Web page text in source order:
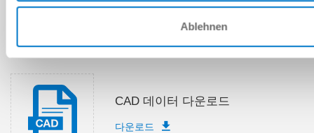
Ablehnen
CAD 데이터 다운로드
다운로드